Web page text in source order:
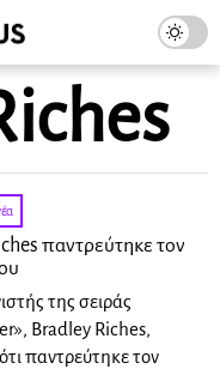
παντρεύτηκε τον
της σειράς
Bradley Riches,
παντρεύτηκε τον